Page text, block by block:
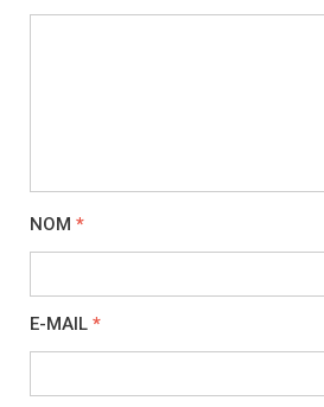
NOM *
E-MAIL *